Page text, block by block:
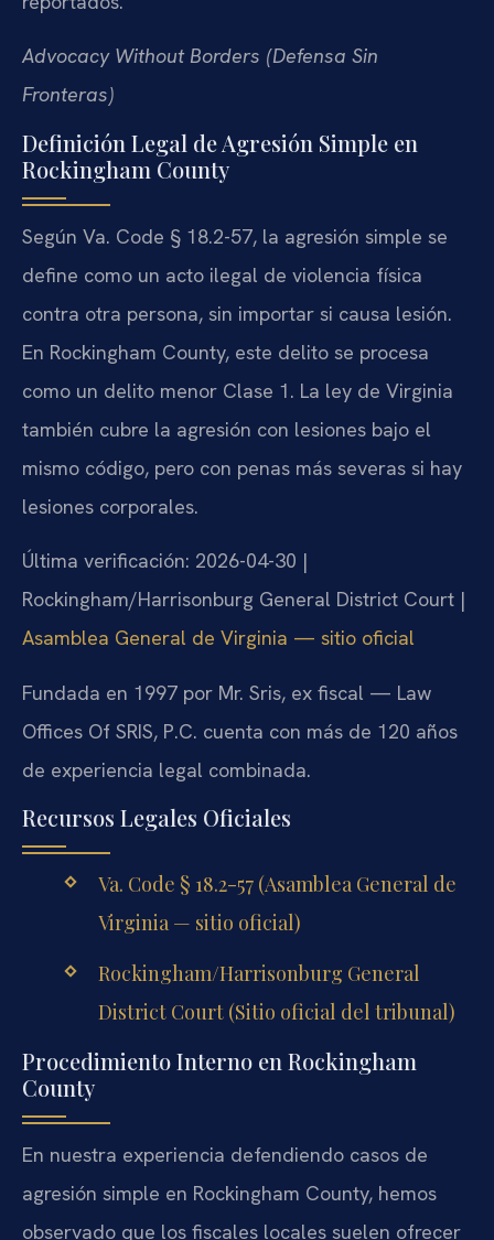
Advocacy Without Borders (Defensa Sin
Fronteras)
Definición Legal de Agresión Simple en
Rockingham County
Según Va. Code § 18.2-57, la agresión simple se
define como un acto ilegal de violencia física
contra otra persona, sin importar si causa lesión.
En Rockingham County, este delito se procesa
como un delito menor Clase 1. La ley de Virginia
también cubre la agresión con lesiones bajo el
mismo código, pero con penas más severas si hay
lesiones corporales.
Última verificación: 2026-04-30 |
Rockingham/Harrisonburg General District Court |
Asamblea General de Virginia — sitio oficial
Fundada en 1997 por Mr. Sris, ex fiscal — Law
Offices Of SRIS, P.C. cuenta con más de 120 años
de experiencia legal combinada.
Recursos Legales Oficiales
Va. Code § 18.2-57 (Asamblea General de
Virginia — sitio oficial)
Rockingham/Harrisonburg General
District Court (Sitio oficial del tribunal)
Procedimiento Interno en Rockingham
County
En nuestra experiencia defendiendo casos de
agresión simple en Rockingham County, hemos
observado que los fiscales locales suelen ofrecer